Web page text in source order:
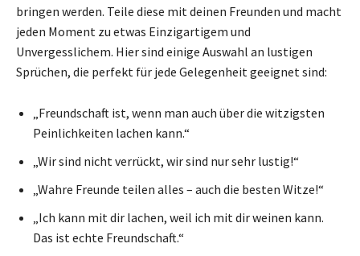
bringen werden. Teile diese mit deinen Freunden und macht
jeden Moment zu etwas Einzigartigem und
Unvergesslichem. Hier sind einige Auswahl an lustigen
Sprüchen, die perfekt für jede Gelegenheit geeignet sind:
„Freundschaft ist, wenn man auch über die witzigsten
Peinlichkeiten lachen kann.“
„Wir sind nicht verrückt, wir sind nur sehr lustig!“
„Wahre Freunde teilen alles – auch die besten Witze!“
„Ich kann mit dir lachen, weil ich mit dir weinen kann.
Das ist echte Freundschaft.“